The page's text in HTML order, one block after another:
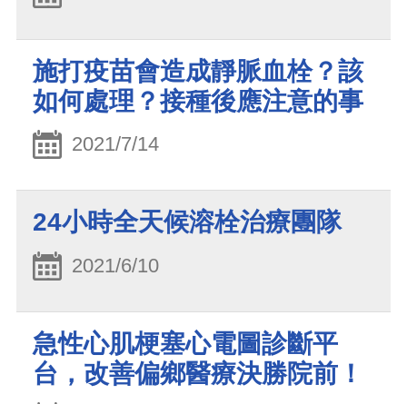
施打疫苗會造成靜脈血栓？該
如何處理？接種後應注意的事
2021/7/14
24小時全天候溶栓治療團隊
2021/6/10
急性心肌梗塞心電圖診斷平
台，改善偏鄉醫療決勝院前！